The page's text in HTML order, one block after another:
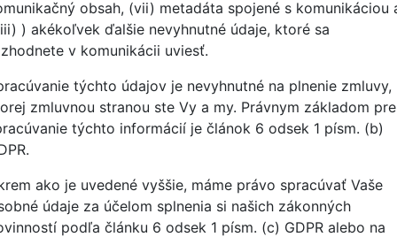
obsah, (vii) metadáta spojené s komunikáciou
) akékoľvek ďalšie nevyhnutné údaje, ktoré sa
v komunikácii uviesť.
týchto údajov je nevyhnutné na plnenie zmluvy,
zmluvnou stranou ste Vy a my. Právnym základom pre
týchto informácií je článok 6 odsek 1 písm. (b)
ako je uvedené vyššie, máme právo spracúvať Vaše
údaje za účelom splnenia si našich zákonných
podľa článku 6 odsek 1 písm. (c) GDPR alebo na